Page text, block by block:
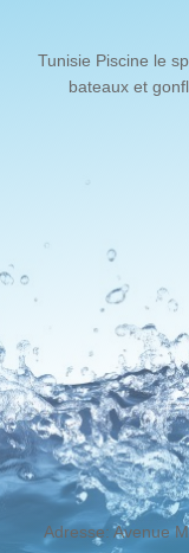
Tunisie Piscine le
bateaux et
Adresse: Avenue